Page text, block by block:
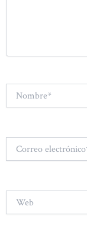
electrónico*